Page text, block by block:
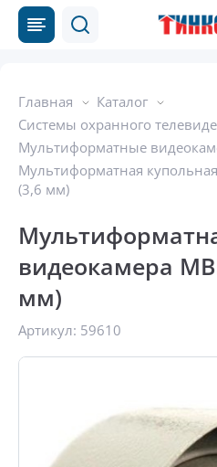
Главная
Каталог
Системы охранного
Мультиформатные
Мультиформатная
(3,6 мм)
видеокамера
мм)
Артикул: 59610